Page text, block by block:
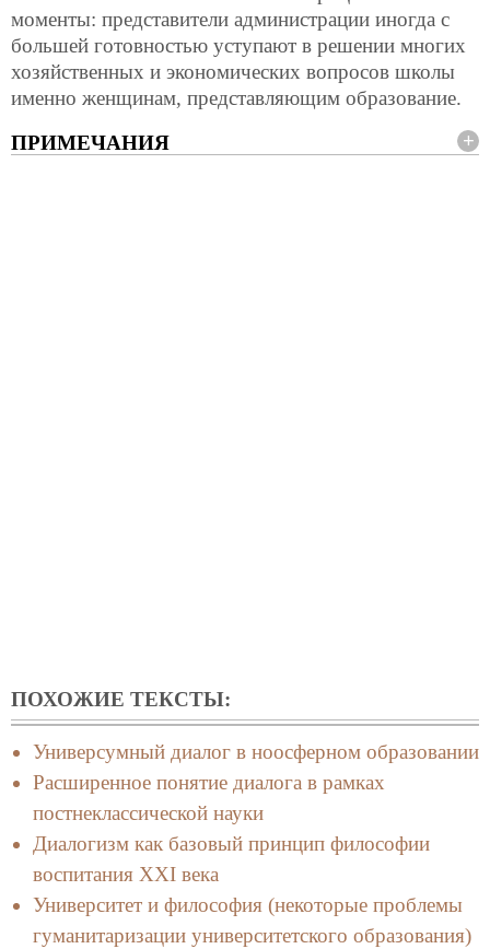
моменты: представители администрации иногда с
большей готовностью уступают в решении многих
хозяйственных и экономических вопросов школы
именно женщинам, представляющим образование.
ПРИМЕЧАНИЯ
ПОХОЖИЕ ТЕКСТЫ:
Универсумный диалог в ноосферном образовании
Расширенное понятие диалога в рамках
постнеклассической науки
Диалогизм как базовый принцип философии
воспитания XXI века
Университет и философия (некоторые проблемы
гуманитаризации университетского образования)